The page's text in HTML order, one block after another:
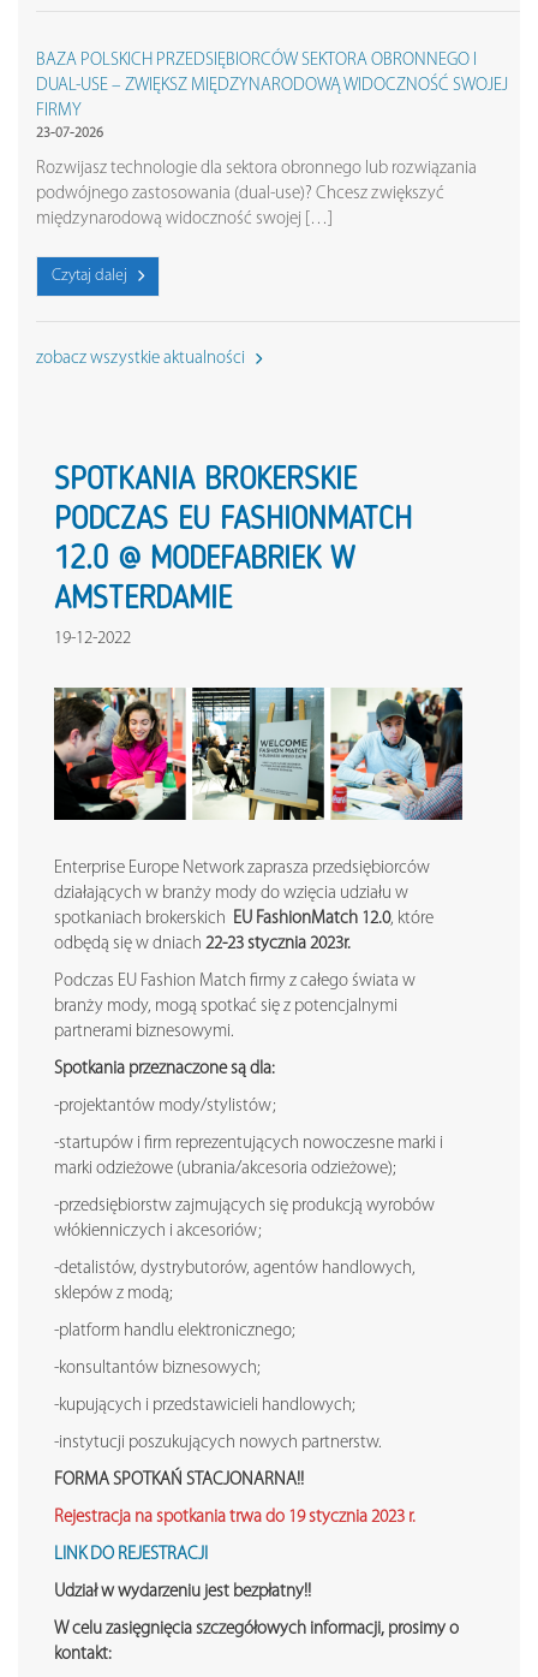
BAZA POLSKICH PRZEDSIĘBIORCÓW SEKTORA OBRONNEGO I
DUAL-USE – ZWIĘKSZ MIĘDZYNARODOWĄ WIDOCZNOŚĆ SWOJEJ
FIRMY
23-07-2026
Rozwijasz technologie dla sektora obronnego lub rozwiązania
podwójnego zastosowania (dual-use)? Chcesz zwiększyć
międzynarodową widoczność swojej […]
Czytaj dalej
zobacz wszystkie aktualności
SPOTKANIA BROKERSKIE
PODCZAS EU FASHIONMATCH
12.0 @ MODEFABRIEK W
AMSTERDAMIE
19-12-2022
Enterprise Europe Network zaprasza przedsiębiorców
działających w branży mody do wzięcia udziału w
spotkaniach brokerskich EU FashionMatch 12.0, które
odbędą się w dniach 22-23 stycznia 2023r.
Podczas EU Fashion Match firmy z całego świata w
branży mody, mogą spotkać się z potencjalnymi
partnerami biznesowymi.
Spotkania przeznaczone są dla:
-projektantów mody/stylistów;
-startupów i firm reprezentujących nowoczesne marki i
marki odzieżowe (ubrania/akcesoria odzieżowe);
-przedsiębiorstw zajmujących się produkcją wyrobów
włókienniczych i akcesoriów;
-detalistów, dystrybutorów, agentów handlowych,
sklepów z modą;
-platform handlu elektronicznego;
-konsultantów biznesowych;
-kupujących i przedstawicieli handlowych;
-instytucji poszukujących nowych partnerstw.
FORMA SPOTKAŃ STACJONARNA!!
Rejestracja na spotkania trwa do 19 stycznia 2023 r.
LINK DO REJESTRACJI
Udział w wydarzeniu jest bezpłatny!!
W celu zasięgnięcia szczegółowych informacji, prosimy o
kontakt: